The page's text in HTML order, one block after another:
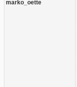
marko_oette